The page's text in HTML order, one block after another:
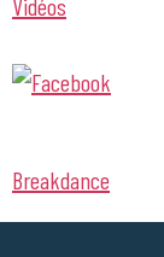
Vidéos
Breakdance